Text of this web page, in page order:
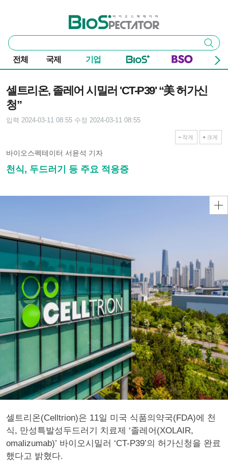
바이오스펙테이터
통
합
검
색
검색
전체 국제 기업
셀트리온, 졸레어 시밀러 'CT-P39' “美 허가신
청”
입력 2024-03-11 08:55 수정 2024-03-11 08:55
작게 크게
바이오스펙테이터 서윤석 기자
천식, 두드러기 등 주요 적응증
셀트리온(Celltrion)은 11일 미국 식품의약국(FDA)에 천
식, 만성특발성두드러기 치료제 ‘졸레어(XOLAIR,
omalizumab)’ 바이오시밀러 ‘CT-P39’의 허가신청을 완료
했다고 밝혔다.